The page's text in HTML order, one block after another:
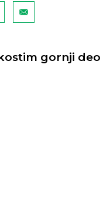
gornji deo